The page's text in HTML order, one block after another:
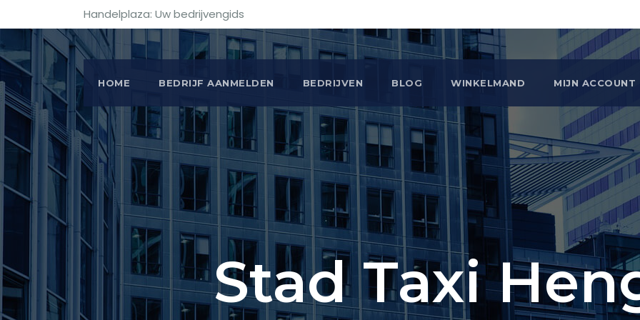
Handelplaza: Uw bedrijvengids
HOME BEDRIJF AANMELDEN BEDRIJVEN BLOG WINKELMAND MIJN ACCOUNT
Stad Taxi